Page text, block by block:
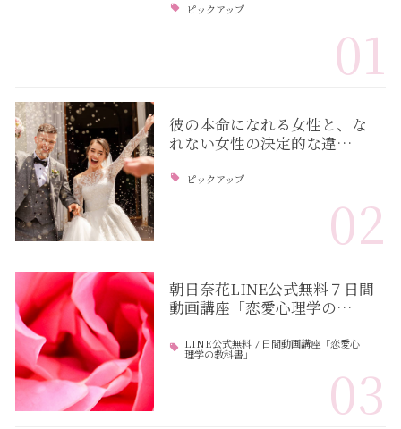
ピックアップ
01
彼の本命になれる女性と、な
れない女性の決定的な違…
ピックアップ
02
朝日奈花LINE公式無料７日間
動画講座「恋愛心理学の…
LINE公式無料７日間動画講座「恋愛心
理学の教科書」
03